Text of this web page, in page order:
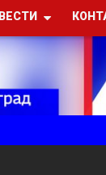
ВЕСТИ